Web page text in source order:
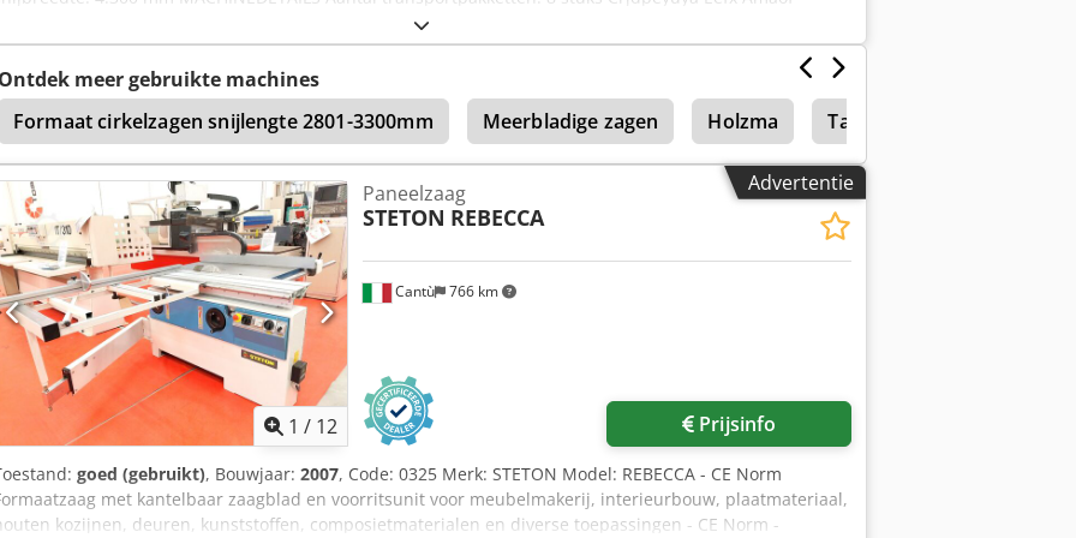
Ontdek meer gebruikte machines
Formaat cirkelzagen snijlengte 2801-3300mm
Meerbladige zagen Holzma Tabel Afdrukken
Advertentie
1 / 12
Cantù 766 km
Paneelzaag
STETON REBECCA
Prijsinfo
goed (gebruikt), Bouwjaar: 2007, Code: 0325 Merk: STETON Model: REBECCA - CE Norm
met kantelbaar zaagblad en voorritsunit voor meubelmakerij, interieurbouw, plaatmateriaal,
kozijnen, deuren, kunststoffen, composietmaterialen en diverse toepassingen - CE Norm -